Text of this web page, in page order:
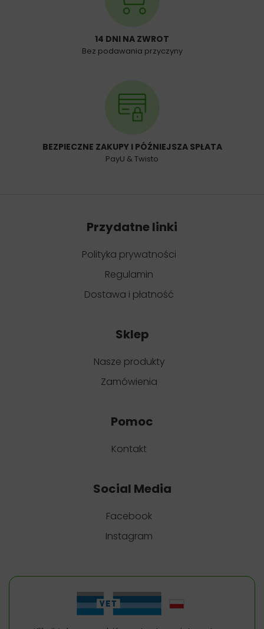
14 DNI NA ZWROT
Bez podawania przyczyny
BEZPIECZNE ZAKUPY I PÓŹNIEJSZA SPŁATA
PayU & Twisto
Przydatne linki
Polityka prywatności
Regulamin
Dostawa i płatność
Sklep
Nasze produkty
Zamówienia
Pomoc
Kontakt
Social Media
Facebook
Instagram